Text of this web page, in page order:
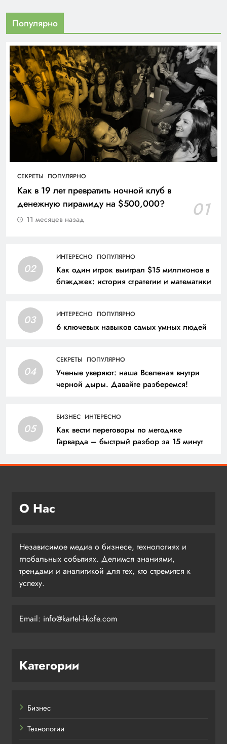
Популярно
СЕКРЕТЫ ПОПУЛЯРНО
Как в 19 лет превратить ночной клуб в
денежную пирамиду на $500,000?
01
11 месяцев назад
02
ИНТЕРЕСНО ПОПУЛЯРНО
Как один игрок выиграл $15 миллионов в
блэкджек: история стратегии и математики
03 ИНТЕРЕСНО ПОПУЛЯРНО
6 ключевых навыков самых умных людей
04
СЕКРЕТЫ ПОПУЛЯРНО
Ученые уверяют: наша Вселеная внутри
черной дыры. Давайте разберемся!
05
БИЗНЕС ИНТЕРЕСНО
Как вести переговоры по методике
Гарварда – быстрый разбор за 15 минут
О Нас
Независимое медиа о бизнесе, технологиях и
глобальных событиях. Делимся знаниями,
трендами и аналитикой для тех, кто стремится к
успеху.
Email: info@kartel-i-kofe.com
Категории
Бизнес
Технологии